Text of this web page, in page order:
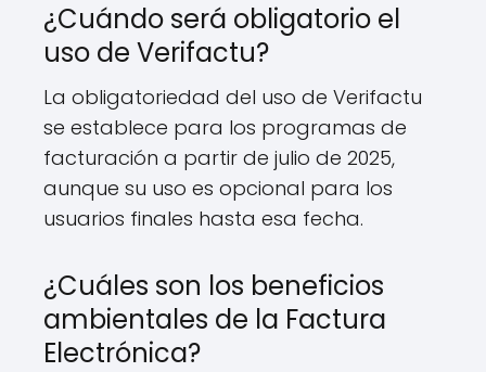
¿Cuándo será obligatorio el
uso de Verifactu?
La obligatoriedad del uso de Verifactu
se establece para los programas de
facturación a partir de julio de 2025,
aunque su uso es opcional para los
usuarios finales hasta esa fecha.
¿Cuáles son los beneficios
ambientales de la Factura
Electrónica?